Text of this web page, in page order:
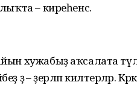
– киреһенсә.
хужабыҙ аҡсалата
ҙә – әҙерләп